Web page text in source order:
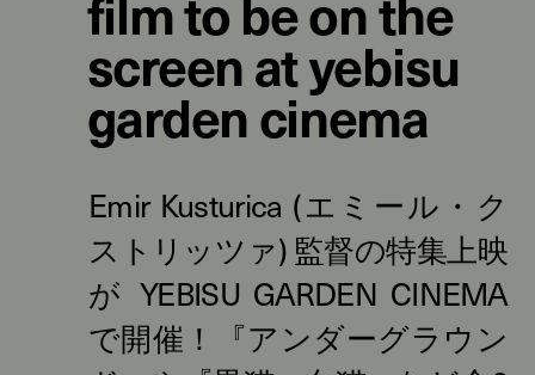
screen at yebisu
garden cinema